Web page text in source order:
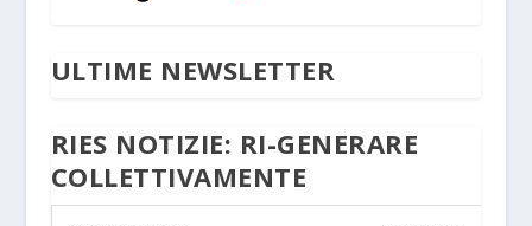
ULTIME NEWSLETTER
RIES NOTIZIE: RI-GENERARE
COLLETTIVAMENTE